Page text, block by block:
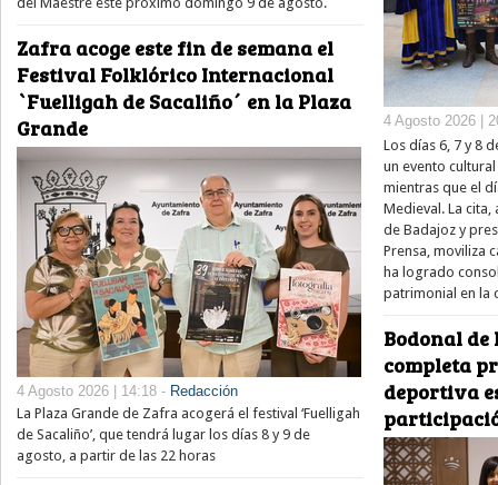
Zafra acoge este fin de semana el
Festival Folklórico Internacional
`Fuelligah de Sacaliño´ en la Plaza
Grande
4 Agosto 2026 | 14:18 - Redacción
La Plaza Grande de Zafra acogerá el festival ‘Fuelligah
de Sacaliño’, que tendrá lugar los días 8 y 9 de
agosto, a partir de las 22 horas
4 Agosto 2026 |
Los días 6, 7 y 8
un evento
mientras que el
Medieval. La
de Badajoz y
Prensa, moviliza
ha logrado
patrimonial en la
Bodonal
completa
deportiva